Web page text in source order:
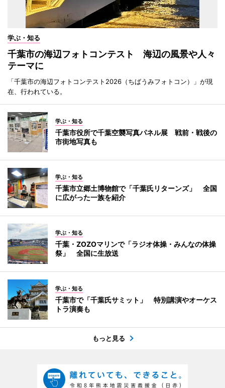
学ぶ・知る
千葉市の海辺フォトコンテスト 海辺の風景や人々
テーマに
「千葉市の海辺フォトコンテスト2026（ちばうみフォトコン）」が現
在、行われている。
学ぶ・知る
千葉市役所で千葉空襲写真パネル展 戦前・戦後の
市街地写真も
学ぶ・知る
千葉市立郷土博物館で「千葉氏リターンズ」 全国
に広がった一族を紹介
学ぶ・知る
千葉・ZOZOマリンで「ラジオ体操・みんなの体操
祭」 全国に生放送
学ぶ・知る
千葉市で「千葉氏サミット」 特別講演やオーケス
トラ演奏も
もっと見る